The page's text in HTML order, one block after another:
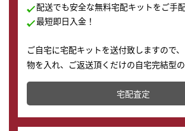
配送でも安全な無料宅配キットをご手
最短即日入金！
ご自宅に宅配キットを送付致しますので
物を入れ、ご返送頂くだけの自宅完結型
テムです。
配送でも簡単&安全に査定・買取に出すこ
す。
宅配査定